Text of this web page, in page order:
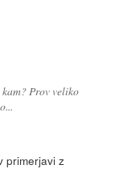
Prov veliko
primerjavi z